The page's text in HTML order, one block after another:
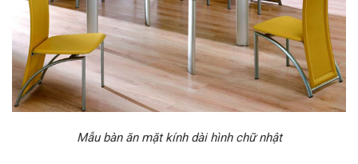
Mẫu bàn ăn mặt kính dài hình chữ nhật